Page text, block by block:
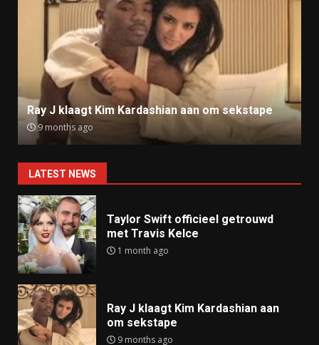
Ray J klaagt Kim Kardashian aan om sekstape
9 months ago
LATEST NEWS
Taylor Swift officieel getrouwd
met Travis Kelce
1 month ago
Ray J klaagt Kim Kardashian aan
om sekstape
9 months ago